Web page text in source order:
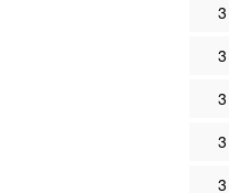
3
3
3
3
3